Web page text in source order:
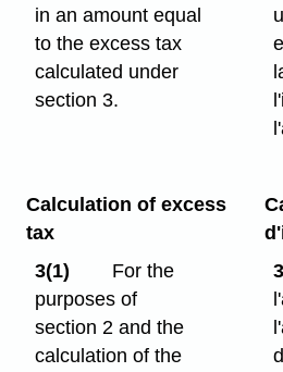
in an amount equal
to the excess tax
calculated under
section 3.
Calculation of excess
tax
3(1)
For the
purposes of
section 2 and the
calculation of the